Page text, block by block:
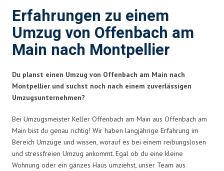
Erfahrungen zu einem
Umzug von Offenbach am
Main nach Montpellier
Du planst einen Umzug von Offenbach am Main nach
Montpellier und suchst noch nach einem zuverlässigen
Umzugsunternehmen?
Bei Umzugsmeister Keller Offenbach am Main aus Offenbach am
Main bist du genau richtig! Wir haben langjährige Erfahrung im
Bereich Umzüge und wissen, worauf es bei einem reibungslosen
und stressfreien Umzug ankommt. Egal ob du eine kleine
Wohnung oder ein ganzes Haus umziehst, unser Team aus